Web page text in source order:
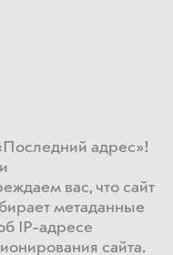
адрес»!
вас, что сайт
метаданные
IP-адресе
сайта​.